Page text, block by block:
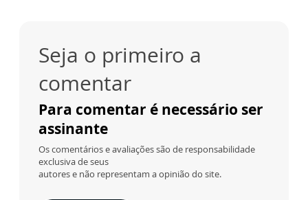
Seja o primeiro a
comentar
Para comentar é necessário ser
assinante
Os comentários e avaliações são de responsabilidade
exclusiva de seus
autores e não representam a opinião do site.